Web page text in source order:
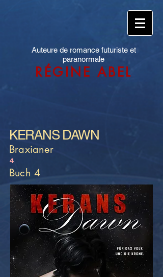
Auteure de romance futuriste et
paranormale
RÉGINE ABEL
KERANS DAWN
Braxianer
4
Buch 4